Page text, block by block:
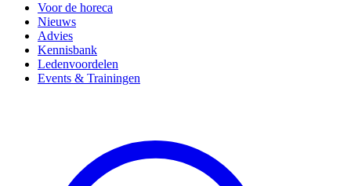
Voor de horeca
Nieuws
Advies
Kennisbank
Ledenvoordelen
Events & Trainingen